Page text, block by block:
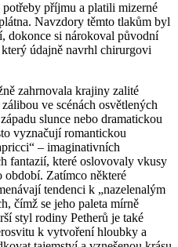
příjmu a platili mizerné
Navzdory těmto tlakům byl
dokonce si nárokoval původní
údajně navrhl chirurgovi
zahrnovala krajiny zalité
ve scénách osvětlených
slunce nebo dramatickou
vyznačují romantickou
– imaginativních
fantazií, které oslovovaly vkusy
období. Zatímco některé
tendenci k „nazelenalým
čímž se jeho paleta mírně
styl rodiny Petherů je také
k vytvoření hloubky a